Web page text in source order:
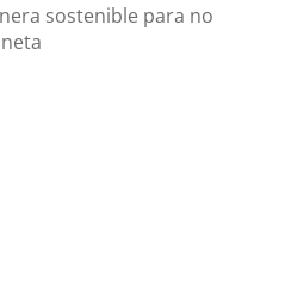
sostenible para no